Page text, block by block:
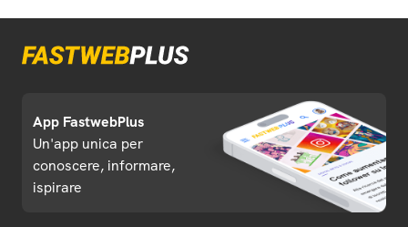
App FastwebPlus
Un'app unica per
conoscere, informare,
ispirare